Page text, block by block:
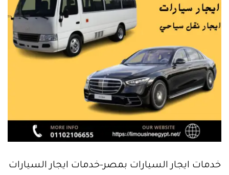
خدمات ايجار السيارات بمصر-خدمات ايجار السيارات